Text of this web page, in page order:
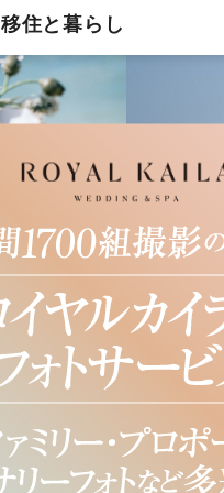
移住と暮らし